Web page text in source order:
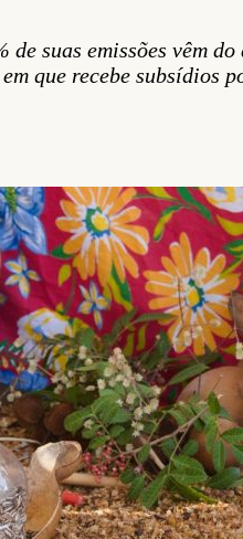
suas emissões vêm
que recebe subsídios